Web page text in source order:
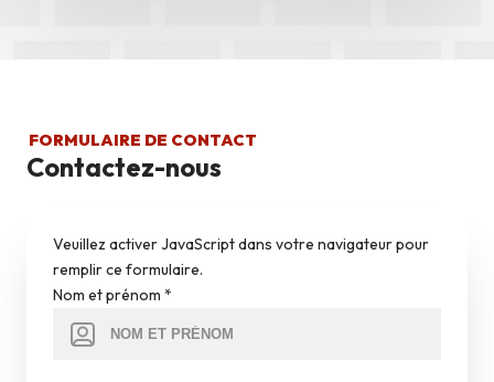
FORMULAIRE DE CONTACT
Contactez-nous
Veuillez activer JavaScript dans votre navigateur pour
remplir ce formulaire.
Nom et prénom *